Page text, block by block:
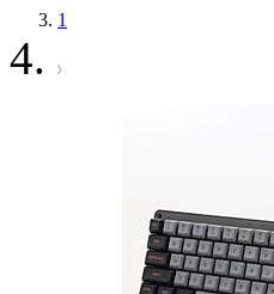
1